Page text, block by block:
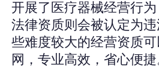
开展了医疗器械经营行
法律资质则会被认定为
些难度较大的经营资质
网，专业高效，省心便捷